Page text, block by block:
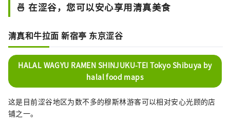
🍜 在涩谷，您可以安心享用清真美食
清真和牛拉面 新宿亭 东京涩谷
HALAL WAGYU RAMEN SHINJUKU-TEI Tokyo Shibuya by
halal food maps
这是目前涩谷地区为数不多的穆斯林游客可以相对安心光顾的店
铺之一。